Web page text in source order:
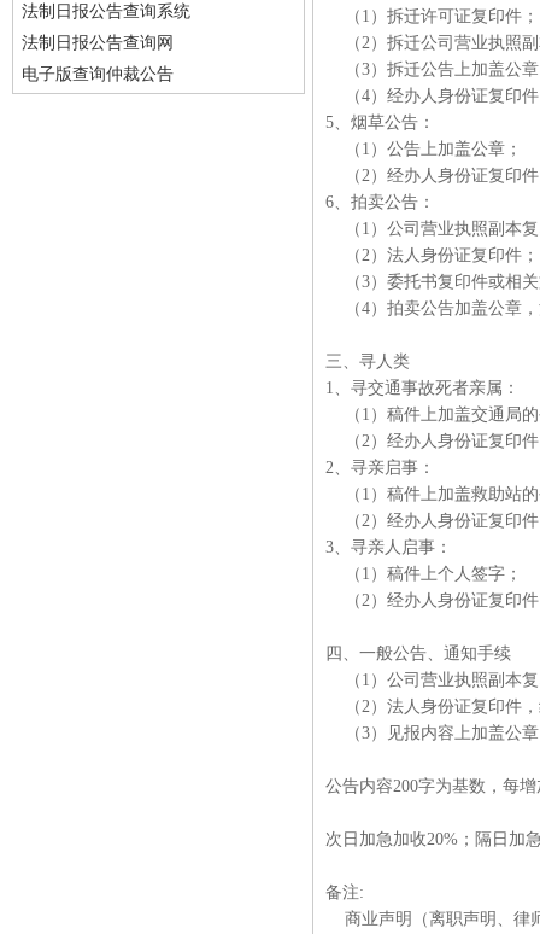
法制日报公告查询系统
法制日报公告查询网
电子版查询仲裁公告
（1）拆迁许可证复印件
（2）拆迁公司营业执照
（3）拆迁公告上加盖公
（4）经办人身份证复印
5、烟草公告：
（1）公告上加盖公章；
（2）经办人身份证复印
6、拍卖公告：
（1）公司营业执照副本
（2）法人身份证复印件
（3）委托书复印件或相
（4）拍卖公告加盖公章
三、寻人类
1、寻交通事故死者亲属：
（1）稿件上加盖交通局
（2）经办人身份证复印
2、寻亲启事：
（1）稿件上加盖救助站
（2）经办人身份证复印
3、寻亲人启事：
（1）稿件上个人签字；
（2）经办人身份证复印
四、一般公告、通知手续
（1）公司营业执照副本
（2）法人身份证复印件
（3）见报内容上加盖公
公告内容200字为基数，每
次日加急加收20%；隔日加
备注:
商业声明（离职声明、律